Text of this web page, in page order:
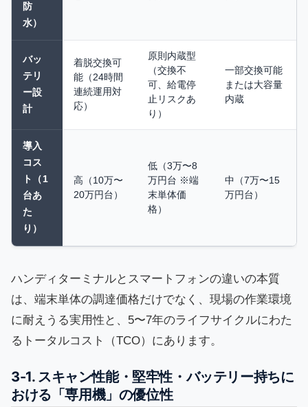
防
水）
バッ
テリ
ー設
計
着脱交換可
能（24時間
連続運用対
応）
原則内蔵型
（交換不
可、給電停
止リスクあ
り）
一部交換可能
または大容量
内蔵
導入
コス
ト（1
台あ
た
り）
高（10万〜
20万円台）
低（3万〜8
万円台 ※端
末単体価
格）
中（7万〜15
万円台）
ハンディターミナルとスマートフォンの違いの本質
は、端末単体の調達価格だけでなく、現場の作業環境
に耐えうる実用性と、5〜7年のライフサイクルにわた
るトータルコスト（TCO）にあります。
3-1. スキャン性能・堅牢性・バッテリー持ちに
おける「専用機」の優位性